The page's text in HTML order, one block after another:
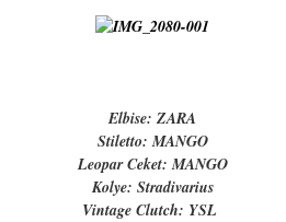
Elbise: ZARA
Stiletto: MANGO
Leopar Ceket: MANGO
Kolye: Stradivarius
Vintage Clutch: YSL